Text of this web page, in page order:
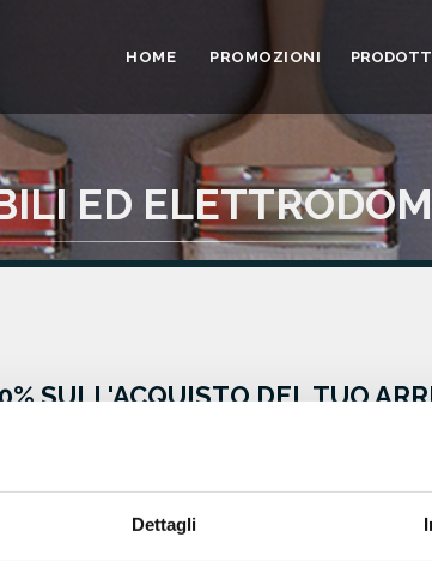
Dettagli
HOME PROMOZIONI
ED
SULL'ACQUISTO DEL TUO
di beneficiare di una